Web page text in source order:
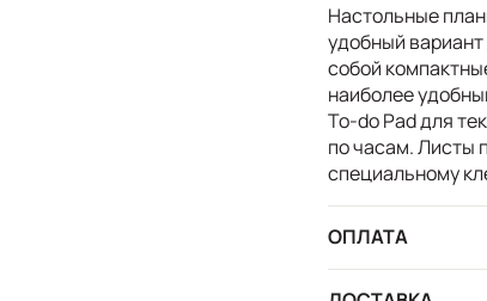
Настольные
удобный
собой
наиболее
To-do Pad для
по часам. Листы
специальному
ОПЛАТА